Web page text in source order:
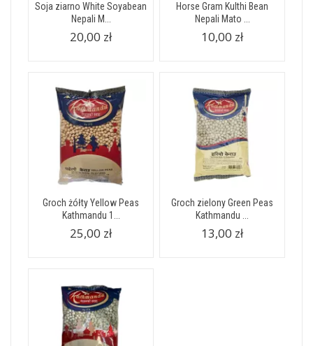
Soja ziarno White Soyabean
Nepali M...
20,00 zł
Horse Gram Kulthi Bean
Nepali Mato ...
10,00 zł
Groch żółty Yellow Peas
Kathmandu 1...
25,00 zł
Groch zielony Green Peas
Kathmandu ...
13,00 zł